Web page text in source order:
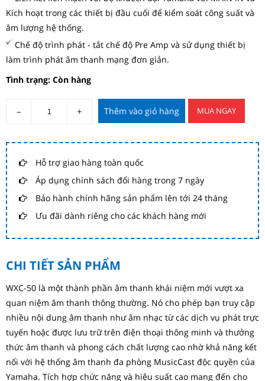
Kích hoạt trong các thiết bị đầu cuối để kiểm soát công suất và
âm lượng hệ thống.
Chế độ trình phát - tắt chế độ Pre Amp và sử dụng thiết bị
làm trình phát âm thanh mạng đơn giản.
Tình trạng: Còn hàng
– + Thêm vào giỏ hàng MUA NGAY
Hỗ trợ giao hàng toàn quốc
Áp dụng chính sách đổi hàng trong 7 ngày
Bảo hành chính hãng sản phẩm lên tới 24 tháng
Ưu đãi dành riêng cho các khách hàng mới
CHI TIẾT SẢN PHẨM
WXC-50 là một thành phần âm thanh khái niệm mới vượt xa
quan niệm âm thanh thông thường. Nó cho phép bạn truy cập
nhiều nội dung âm thanh như âm nhạc từ các dịch vụ phát trực
tuyến hoặc được lưu trữ trên điện thoại thông minh và thưởng
thức âm thanh và phong cách chất lượng cao nhờ khả năng kết
nối với hệ thống âm thanh đa phòng MusicCast độc quyền của
Yamaha. Tích hợp chức năng và hiệu suất cao mang đến cho